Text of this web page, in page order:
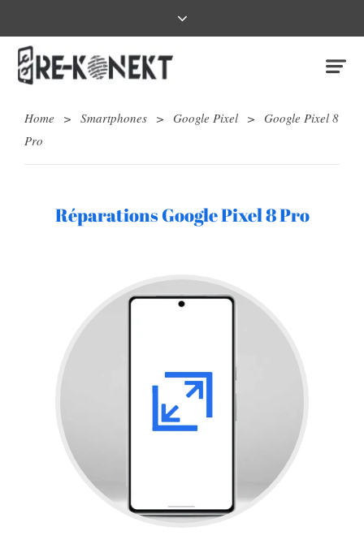
Home > Smartphones > Google Pixel > Google Pixel 8
Pro
Réparations Google Pixel 8 Pro